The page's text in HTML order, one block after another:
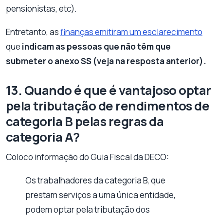
pensionistas, etc).
Entretanto, asfinanças emitiram um esclarecimento
que indicam as pessoas que não têm que
submeter o anexo SS (veja na resposta anterior).
13. Quando é que é vantajoso optar
pela tributação de rendimentos de
categoria B pelas regras da
categoria A?
Coloco informação do Guia Fiscal da DECO:
Os trabalhadores da categoria B, que
prestam serviços a uma única entidade,
podem optar pela tributação dos